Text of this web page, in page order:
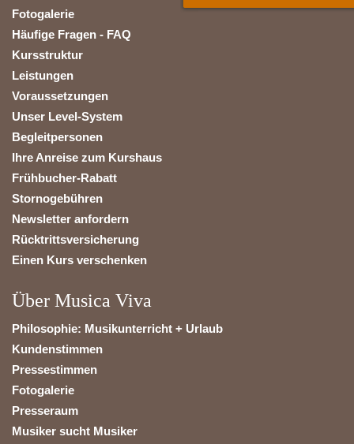
Fotogalerie
Häufige Fragen - FAQ
Kursstruktur
Leistungen
Voraussetzungen
Unser Level-System
Begleitpersonen
Ihre Anreise zum Kurshaus
Frühbucher-Rabatt
Stornogebühren
Newsletter anfordern
Rücktrittsversicherung
Einen Kurs verschenken
Über Musica Viva
Philosophie: Musikunterricht + Urlaub
Kundenstimmen
Pressestimmen
Fotogalerie
Presseraum
Musiker sucht Musiker